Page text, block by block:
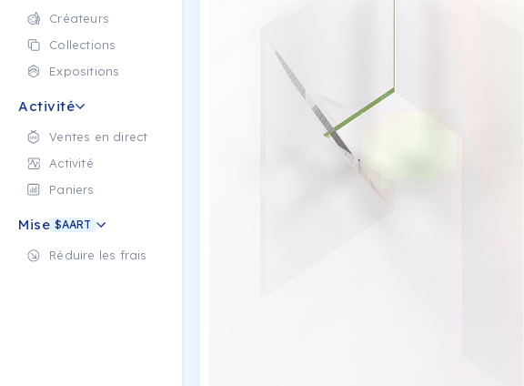
Créateurs
Collections
Expositions
Activité
Ventes en direct
Activité
Paniers
Mise $AART
Réduire les frais